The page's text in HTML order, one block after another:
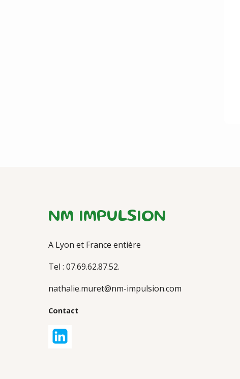
NM IMPULSION
A Lyon et France entière
Tel : 07.69.62.87.52.
nathalie.muret@nm-impulsion.com
Contact